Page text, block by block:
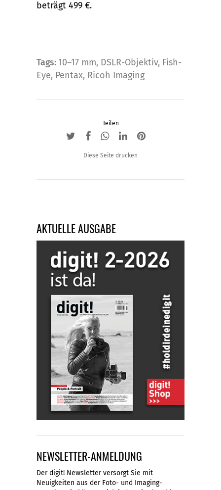
beträgt 499 €.
Tags: 10–17 mm, DSLR-Objektiv, Fish-
Eye, Pentax, Ricoh Imaging
Teilen
Diese Seite drucken
AKTUELLE AUSGABE
NEWSLETTER-ANMELDUNG
Der digit! Newsletter versorgt Sie mit
Neuigkeiten aus der Foto- und Imaging-